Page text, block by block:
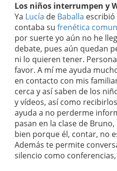
Los niños interrumpen y
Ya Lucía de Baballa
contaba su frenética
por suerte yo aún no he
debate, pues aún quedan
ni lo quieren tener.
favor. A mí me ayuda
en contacto con mis
cerca y así saben de los
y vídeos, así como
ayuda a no perderme
pasan en la clase de
bien porque él, contar, no
Además te permite
silencio como